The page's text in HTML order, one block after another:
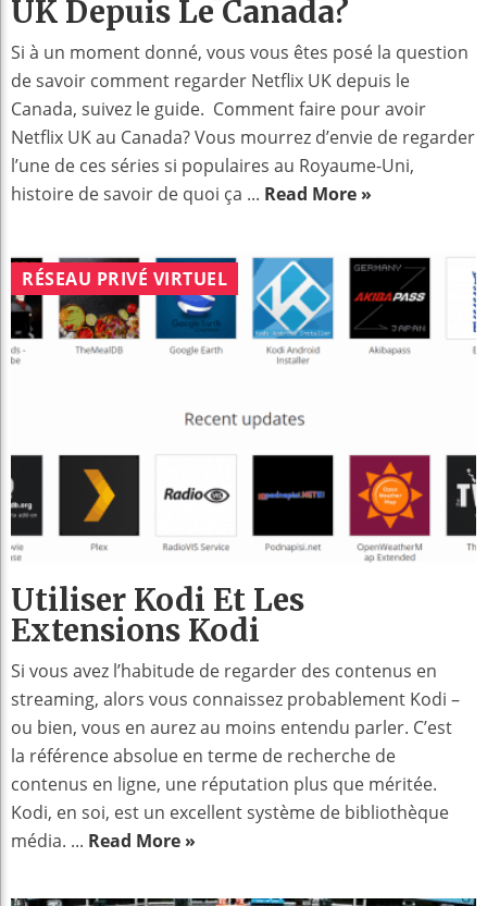
UK Depuis Le Canada?
Si à un moment donné, vous vous êtes posé la question
de savoir comment regarder Netflix UK depuis le
Canada, suivez le guide. Comment faire pour avoir
Netflix UK au Canada? Vous mourrez d’envie de regarder
l’une de ces séries si populaires au Royaume-Uni,
histoire de savoir de quoi ça ... Read More »
RÉSEAU PRIVÉ VIRTUEL
Utiliser Kodi Et Les
Extensions Kodi
Si vous avez l’habitude de regarder des contenus en
streaming, alors vous connaissez probablement Kodi –
ou bien, vous en aurez au moins entendu parler. C’est
la référence absolue en terme de recherche de
contenus en ligne, une réputation plus que méritée.
Kodi, en soi, est un excellent système de bibliothèque
média. ... Read More »